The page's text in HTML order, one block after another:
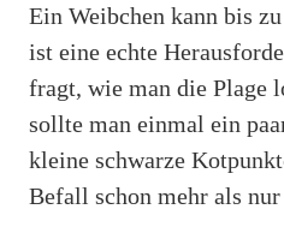
Ein Weibchen kann bis
ist eine echte
fragt, wie man die Plage
sollte man einmal ein
kleine schwarze
Befall schon mehr als